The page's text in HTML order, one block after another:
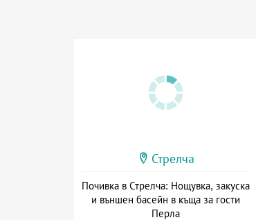
Стрелча
Почивка в Стрелча: Нощувка, закуска
и външен басейн в къща за гости
Перла